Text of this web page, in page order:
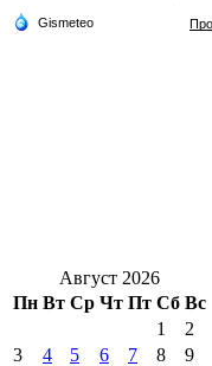
Август 2026
Пн Вт Ср Чт Пт Сб Вс
1
2
3
4 5 6 7 8
9